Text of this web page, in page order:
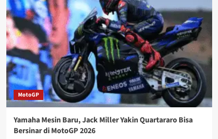
MotoGP
Yamaha Mesin Baru, Jack Miller Yakin Quartararo Bisa
Bersinar di MotoGP 2026